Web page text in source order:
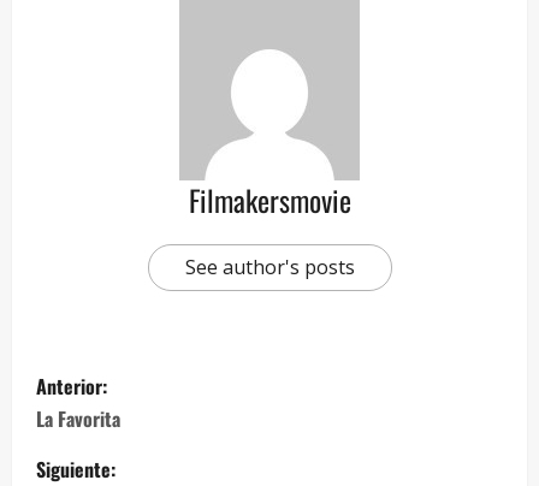
Filmakersmovie
See author's posts
Anterior:
La Favorita
Siguiente: